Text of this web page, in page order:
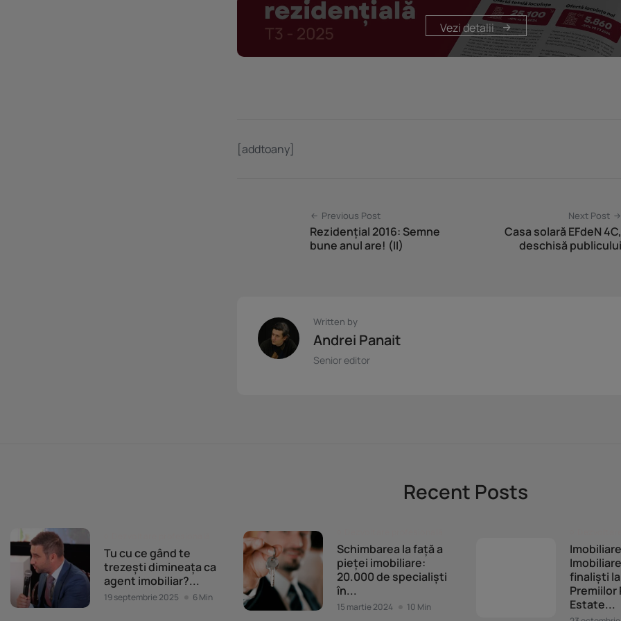
Vezi detalii
[addtoany]
Previous Post
Rezidențial 2016: Semne
bune anul are! (II)
Next Post
Casa solară EFdeN 4C,
deschisă publicului
Written by
Andrei Panait
Senior editor
Recent Posts
Tu cu ce gând te
trezești dimineața ca
agent imobiliar?...
19 septembrie 2025 6 Min
Schimbarea la față a
pieței imobiliare:
20.000 de specialiști
în...
15 martie 2024 10 Min
finaliști la
Premiilor
Estate...